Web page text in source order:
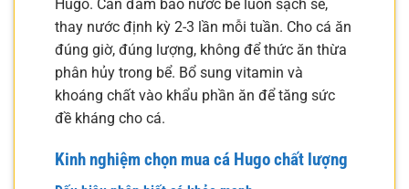
Hugo. Cần đảm bảo nước bể luôn sạch sẽ,
thay nước định kỳ 2-3 lần mỗi tuần. Cho cá ăn
đúng giờ, đúng lượng, không để thức ăn thừa
phân hủy trong bể. Bổ sung vitamin và
khoáng chất vào khẩu phần ăn để tăng sức
đề kháng cho cá.
Kinh nghiệm chọn mua cá Hugo chất lượng